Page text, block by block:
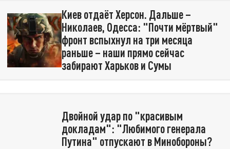
Киев отдаёт Херсон. Дальше –
Николаев, Одесса: "Почти мёртвый"
фронт вспыхнул на три месяца
раньше – наши прямо сейчас
забирают Харьков и Сумы
Двойной удар по "красивым
докладам": "Любимого генерала
Путина" отпускают в Минобороны?